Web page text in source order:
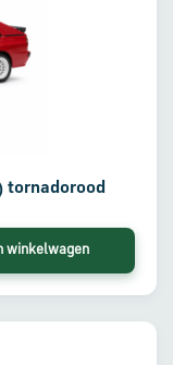
tornadorood
winkelwagen